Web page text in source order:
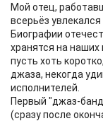
Мой отец,
всерьёз
Биографии
хранятся на наших
пусть хоть
джаза, некогда
исполнителей.
Первый "джаз-
(сразу после